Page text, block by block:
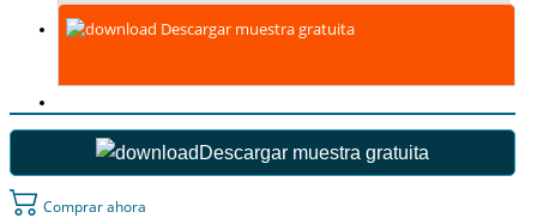
Descargar muestra gratuita
Descargar muestra gratuita
Comprar ahora